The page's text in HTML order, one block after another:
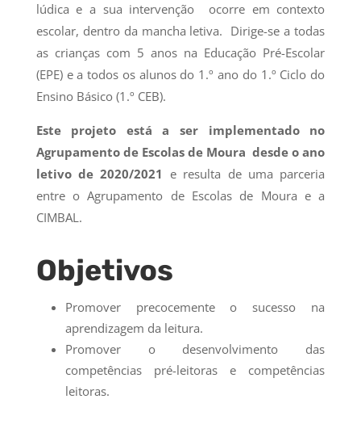
lúdica e a sua intervenção ocorre em contexto
escolar, dentro da mancha letiva. Dirige-se a todas
as crianças com 5 anos na Educação Pré-Escolar
(EPE) e a todos os alunos do 1.º ano do 1.º Ciclo do
Ensino Básico (1.º CEB).
Este projeto está a ser implementado no
Agrupamento de Escolas de Moura desde o ano
letivo de 2020/2021 e resulta de uma parceria
entre o Agrupamento de Escolas de Moura e a
CIMBAL.
Objetivos
Promover precocemente o sucesso na
aprendizagem da leitura.
Promover o desenvolvimento das
competências pré-leitoras e competências
leitoras.